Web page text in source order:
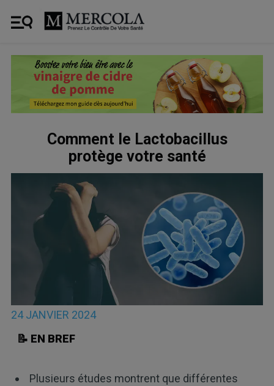
Comment le Lactobacillus
protège votre santé
24 JANVIER 2024
📝 EN BREF
Plusieurs études montrent que différentes